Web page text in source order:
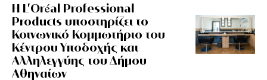
Η L’Οréal Professional
Products υποστηρίζει το
Κοινωνικό Κομμωτήριο του
Κέντρου Υποδοχής και
Αλληλεγγύης του Δήμου
Αθηναίων